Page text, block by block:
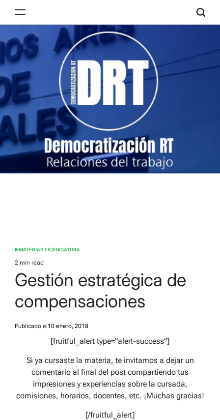
RT
POSTED
IN
MATERIAS LICENCIATURA
Estimated
read
time
2 min read
Gestión estratégica de
compensaciones
Publicado el 10 enero, 2018
[fruitful_alert type=”alert-success”]
Si ya cursaste la materia, te invitamos a dejar un
comentario al final del post compartiendo tus
impresiones y experiencias sobre la cursada,
comisiones, horarios, docentes, etc. ¡Muchas gracias!
[/fruitful_alert]